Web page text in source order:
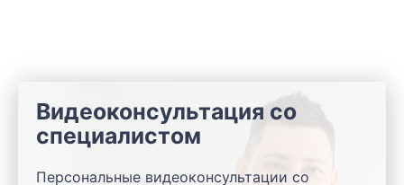
Видеоконсультация со
специалистом
Персональные видеоконсультации со